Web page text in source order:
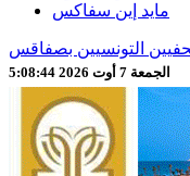
مايد إين سفاكس
التونسيين بصفاقس
الجمعة 7 أوت 2026 5:08:46